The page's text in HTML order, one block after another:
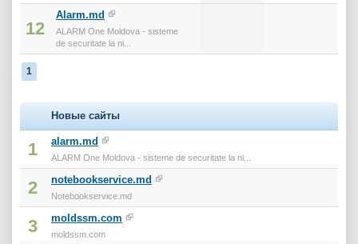
12
Alarm.md
ALARM One Moldova - sisteme
de securitate la ni...
1
Новые сайты
1 alarm.md
ALARM One Moldova - sisteme de securitate la ni...
2 notebookservice.md
Notebookservice.md
3 moldssm.com
moldssm.com